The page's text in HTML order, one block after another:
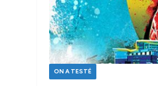
ON A TESTÉ